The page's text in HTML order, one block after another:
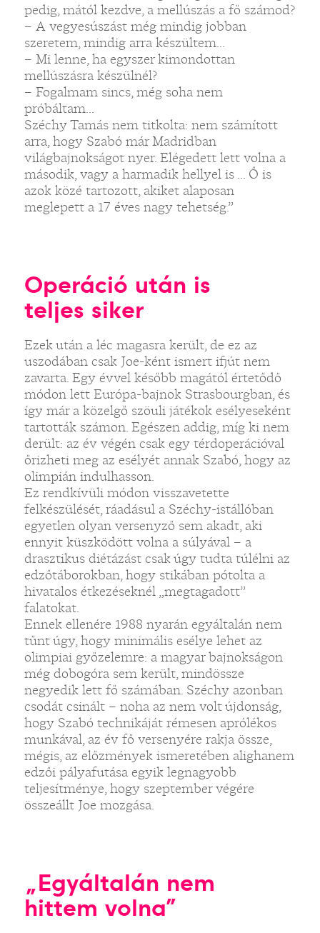
pedig, mától kezdve, a mellúszás a fő számod?
– A vegyesúszást még mindig jobban
szeretem, mindig arra készültem...
– Mi lenne, ha egyszer kimondottan
mellúszásra készülnél?
– Fogalmam sincs, még soha nem
próbáltam...
Széchy Tamás nem titkolta: nem számított
arra, hogy Szabó már Madridban
világbajnokságot nyer. Elégedett lett volna a
második, vagy a harmadik hellyel is ... Ő is
azok közé tartozott, akiket alaposan
meglepett a 17 éves nagy tehetség.”
Operáció után is
teljes siker
Ezek után a léc magasra került, de ez az
uszodában csak Joe-ként ismert ifjút nem
zavarta. Egy évvel később magától értetődő
módon lett Európa-bajnok Strasbourgban, és
így már a közelgő szöuli játékok esélyeseként
tartották számon. Egészen addig, míg ki nem
derült: az év végén csak egy térdoperációval
őrizheti meg az esélyét annak Szabó, hogy az
olimpián indulhasson.
Ez rendkívüli módon visszavetette
felkészülését, ráadásul a Széchy-istállóban
egyetlen olyan versenyző sem akadt, aki
ennyit küszködött volna a súlyával – a
drasztikus diétázást csak úgy tudta túlélni az
edzőtáborokban, hogy stikában pótolta a
hivatalos étkezéseknél „megtagadott”
falatokat.
Ennek ellenére 1988 nyarán egyáltalán nem
tűnt úgy, hogy minimális esélye lehet az
olimpiai győzelemre: a magyar bajnokságon
még dobogóra sem került, mindössze
negyedik lett fő számában. Széchy azonban
csodát csinált – noha az nem volt újdonság,
hogy Szabó technikáját rémesen aprólékos
munkával, az év fő versenyére rakja össze,
mégis, az előzmények ismeretében alighanem
edzői pályafutása egyik legnagyobb
teljesítménye, hogy szeptember végére
összeállt Joe mozgása.
„Egyáltalán nem
hittem volna”